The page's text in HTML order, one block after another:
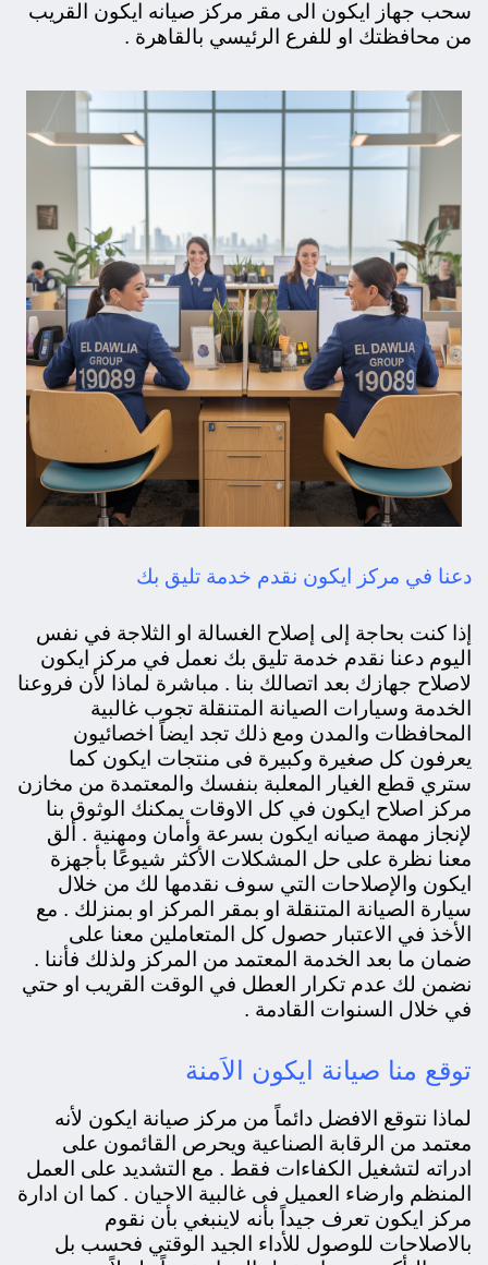
سحب جهاز ايكون الى مقر مركز صيانه ايكون القريب
من محافظتك او للفرع الرئيسي بالقاهرة .
دعنا في مركز ايكون نقدم خدمة تليق بك
إذا كنت بحاجة إلى إصلاح الغسالة او الثلاجة في نفس
اليوم دعنا نقدم خدمة تليق بك نعمل في مركز ايكون
لاصلاح جهازك بعد اتصالك بنا . مباشرة لماذا لأن فروعنا
الخدمة وسيارات الصيانة المتنقلة تجوب غالبية
المحافظات والمدن ومع ذلك تجد ايضاً اخصائيون
يعرفون كل صغيرة وكبيرة فى منتجات ايكون كما
ستري قطع الغيار المعلبة بنفسك والمعتمدة من مخازن
مركز اصلاح ايكون في كل الاوقات يمكنك الوثوق بنا
لإنجاز مهمة صيانه ايكون بسرعة وأمان ومهنية . ألق
معنا نظرة على حل المشكلات الأكثر شيوعًا بأجهزة
ايكون والإصلاحات التي سوف نقدمها لك من خلال
سيارة الصيانة المتنقلة او بمقر المركز او بمنزلك . مع
الأخذ في الاعتبار حصول كل المتعاملين معنا على
ضمان ما بعد الخدمة المعتمد من المركز ولذلك فأننا .
نضمن لك عدم تكرار العطل في الوقت القريب او حتي
في خلال السنوات القادمة .
توقع منا صيانة ايكون الاَمنة
لماذا نتوقع الافضل دائماً من مركز صيانة ايكون لأنه
معتمد من الرقابة الصناعية ويحرص القائمون على
ادراته لتشغيل الكفاءات فقط . مع التشديد على العمل
المنظم وارضاء العميل فى غالبية الاحيان . كما ان ادارة
مركز ايكون تعرف جيداً بأنه لاينبغي بأن نقوم
بالاصلاحات للوصول للأداء الجيد الوقتي فحسب بل